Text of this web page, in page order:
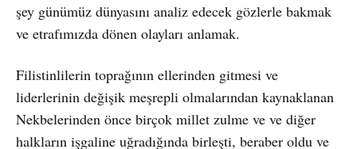
şey günümüz dünyasını analiz edecek gözlerle bakmak
ve etrafımızda dönen olayları anlamak.
Filistinlilerin toprağının ellerinden gitmesi ve
liderlerinin değişik meşrepli olmalarından kaynaklanan
Nekbelerinden önce birçok millet zulme ve ve diğer
halkların işgaline uğradığında birleşti, beraber oldu ve